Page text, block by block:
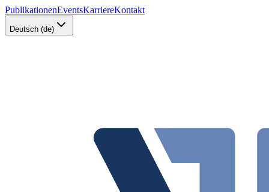
PublikationenEventsKarriereKontakt
Deutsch (de)